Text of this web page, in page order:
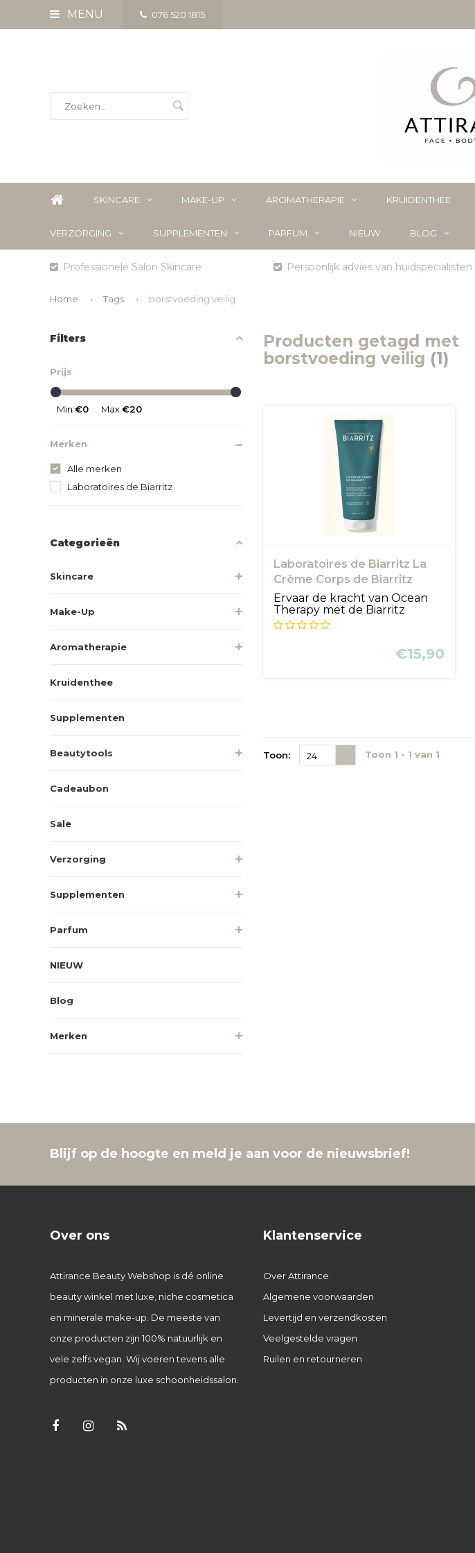
MENU 076 520 1815
SKINCARE MAKE-UP AROMATHERAPIE KRUIDENTHEE
VERZORGING SUPPLEMENTEN PARFUM NIEUW BLOG
Professionele Salon Skincare Persoonlijk advies van huidspecialisten
Home Tags borstvoeding veilig
Filters
Prijs
Min €0 Max€20
Merken
Alle merken
Laboratoires de Biarritz
Categorieën
Skincare
Make-Up
Aromatherapie
Kruidenthee
Supplementen
Beautytools
Cadeaubon
Sale
Verzorging
Supplementen
Parfum
NIEUW
Blog
Merken
Producten getagd met
borstvoeding veilig (1)
Laboratoires de Biarritz La
Crème Corps de Biarritz
Ervaar de kracht van Ocean
Therapy met de Biarritz
bodycrèm...
€15,90
Toon: 24 Toon 1 - 1 van 1
Blijf op de hoogte en meld je aan voor de nieuwsbrief!
Over ons
Attirance Beauty Webshop is dé online
beauty winkel met luxe, niche cosmetica
en minerale make-up. De meeste van
onze producten zijn 100% natuurlijk en
vele zelfs vegan. Wij voeren tevens alle
producten in onze luxe schoonheidssalon.
Klantenservice
Over Attirance
Algemene voorwaarden
Levertijd en verzendkosten
Veelgestelde vragen
Ruilen en retourneren